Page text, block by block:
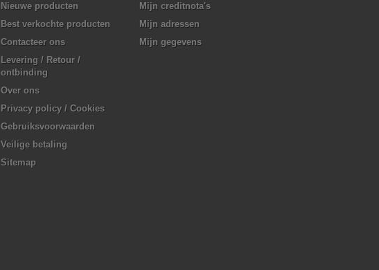
Nieuwe producten
Best verkochte producten
Contacteer ons
Levering / Retour /
ontbinding
Over ons
Privacy policy / Cookies
Gebruiksvoorwaarden
Veilige betaling
Sitemap
Mijn creditnota's
Mijn adressen
Mijn gegevens